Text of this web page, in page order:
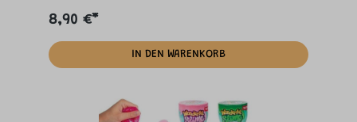
8,90 €*
IN DEN WARENKORB